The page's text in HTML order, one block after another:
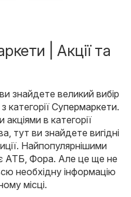
| Акції та
знайдете великий вибір
категорії Супермаркети.
в категорії
тут ви знайдете вигідні
Найпопулярнішими
АТБ, Фора. Але це ще не
необхідну інформацію
місці.